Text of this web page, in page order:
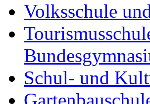
Volksschule
Schul- und